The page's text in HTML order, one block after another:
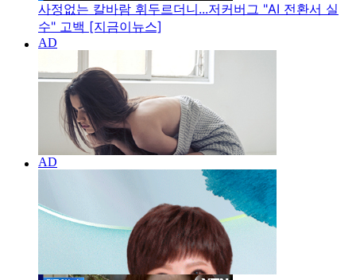
사정없는 칼바람 휘두르더니...저커버그 "AI 전환서 실
수" 고백 [지금이뉴스]